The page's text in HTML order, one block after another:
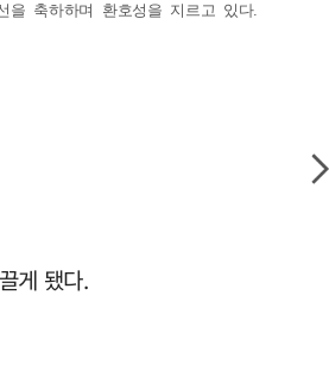
을 축하하며 환호성을 지르고 있다.
게 됐다.